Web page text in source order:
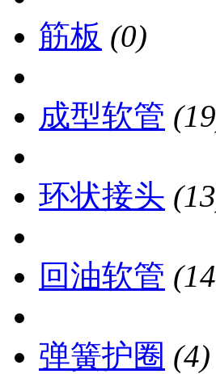
筋板 (0)
成型软管
环状接头
回油软管
弹簧护圈 (4)